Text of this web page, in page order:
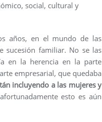
social, cultural y
años, en el mundo de las
sucesión familiar. No se las
en la herencia en la parte
empresarial, que quedaba
incluyendo a las mujeres y
esto es aún